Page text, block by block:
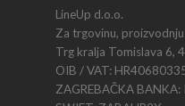
LineUp d.o.o.
Za trgovinu, proizvodnju
Trg kralja Tomislava 6,
OIB / VAT:
ZAGREBAČKA